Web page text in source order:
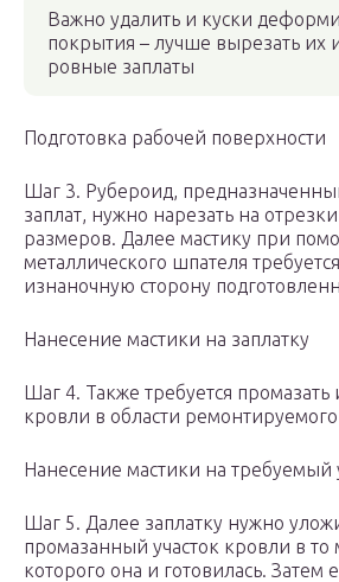
Важно удалить и куски
покрытия – лучше вырезать их
ровные заплаты
Подготовка рабочей поверхности
Шаг 3. Рубероид,
заплат, нужно нарезать на
размеров. Далее мастику при
металлического шпателя
изнаночную сторону
Нанесение мастики на заплатку
Шаг 4. Также требуется промазать
кровли в области ремонтируемого
Нанесение мастики на требуемый
Шаг 5. Далее заплатку нужно
промазанный участок кровли в то
которого она и готовилась. Затем